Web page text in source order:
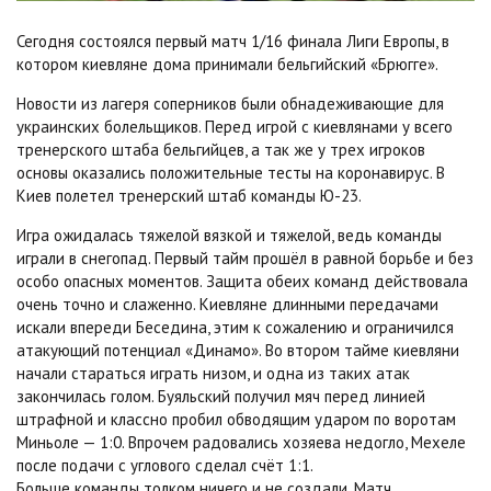
Сегодня состоялся первый матч 1/16 финала Лиги Европы, в
котором киевляне дома принимали бельгийский «Брюгге».
Новости из лагеря соперников были обнадеживающие для
украинских болельщиков. Перед игрой с киевлянами у всего
тренерского штаба бельгийцев, а так же у трех игроков
основы оказались положительные тесты на коронавирус. В
Киев полетел тренерский штаб команды Ю-23.
Игра ожидалась тяжелой вязкой и тяжелой, ведь команды
играли в снегопад. Первый тайм прошёл в равной борьбе и без
особо опасных моментов. Защита обеих команд действовала
очень точно и слаженно. Киевляне длинными передачами
искали впереди Беседина, этим к сожалению и ограничился
атакующий потенциал «Динамо». Во втором тайме киевляни
начали стараться играть низом, и одна из таких атак
закончилась голом. Буяльский получил мяч перед линией
штрафной и классно пробил обводящим ударом по воротам
Миньоле — 1:0. Впрочем радовались хозяева недогло, Мехеле
после подачи с углового сделал счёт 1:1.